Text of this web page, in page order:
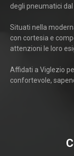
degli pneumatici
Situati nella
con cortesia e
attenzioni le loro
Affidati a Viglezio
confortevole,